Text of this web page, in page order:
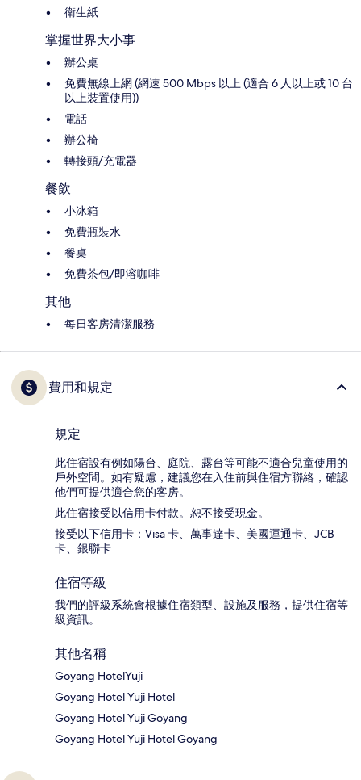
衛生紙
掌握世界大小事
辦公桌
免費無線上網 (網速 500 Mbps 以上 (適合 6 人以上或 10 台
以上裝置使用))
電話
辦公椅
轉接頭/充電器
餐飲
小冰箱
免費瓶裝水
餐桌
免費茶包/即溶咖啡
其他
每日客房清潔服務
費用和規定
規定
此住宿設有例如陽台、庭院、露台等可能不適合兒童使用的
戶外空間。如有疑慮，建議您在入住前與住宿方聯絡，確認
他們可提供適合您的客房。
此住宿接受以信用卡付款。恕不接受現金。
接受以下信用卡：Visa 卡、萬事達卡、美國運通卡、JCB
卡、銀聯卡
住宿等級
我們的評級系統會根據住宿類型、設施及服務，提供住宿等
級資訊。
其他名稱
Goyang HotelYuji
Goyang Hotel Yuji Hotel
Goyang Hotel Yuji Goyang
Goyang Hotel Yuji Hotel Goyang